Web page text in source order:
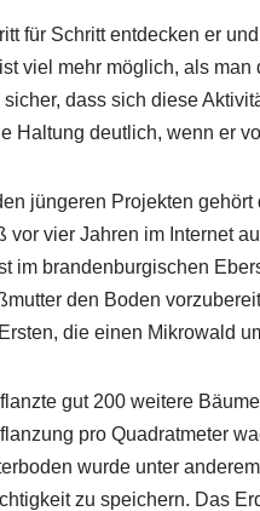
für Schritt entdecken er
viel mehr möglich, als
sicher, dass sich diese
Haltung deutlich, wenn er
jüngeren Projekten
vor vier Jahren im Internet
im brandenburgischen
den Boden
die einen Mikrowald
gut 200 weitere
pro Quadratmeter
wurde unter
zu speichern. Das